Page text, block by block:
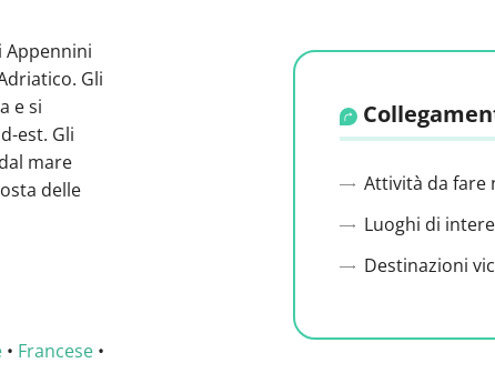
Appennini
Gli
e si
est. Gli
mare
delle
• Francese•
Attività da fare
Luoghi di
Destinazioni